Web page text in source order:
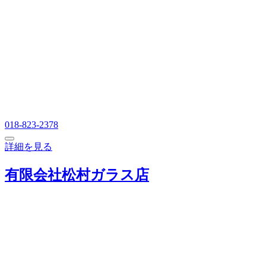
018-823-2378
詳細を見る
有限会社松村ガラス店